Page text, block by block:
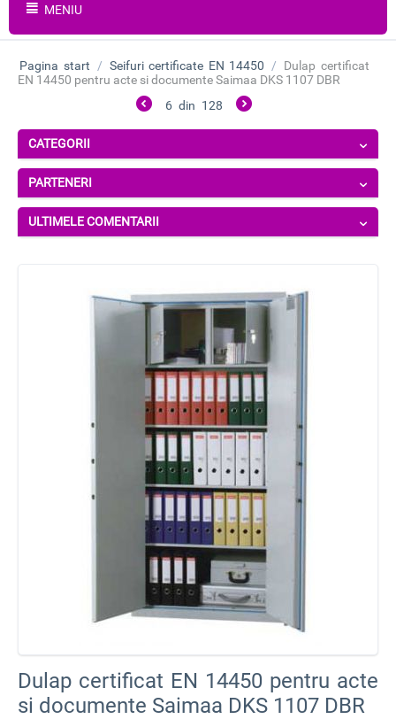
MENIU
Pagina start / Seifuri certificate EN 14450 /
Dulap certificat
EN 14450 pentru acte si documente Saimaa DKS 1107 DBR
6 din 128
CATEGORII
PARTENERI
ULTIMELE COMENTARII
Dulap certificat EN 14450 pentru acte
si documente Saimaa DKS 1107 DBR